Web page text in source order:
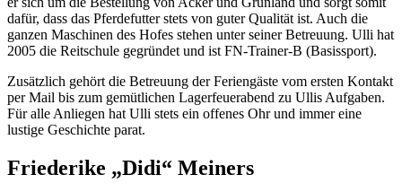
dafür, dass das Pferdefutter stets von guter Qualität ist. Auch die
ganzen Maschinen des Hofes stehen unter seiner Betreuung. Ulli hat
2005 die Reitschule gegründet und ist FN-Trainer-B (Basissport).
Zusätzlich gehört die Betreuung der Feriengäste vom ersten Kontakt
per Mail bis zum gemütlichen Lagerfeuerabend zu Ullis Aufgaben.
Für alle Anliegen hat Ulli stets ein offenes Ohr und immer eine
lustige Geschichte parat.
Friederike „Didi“ Meiners